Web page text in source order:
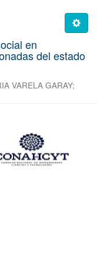
en
del estado
VARELA GARAY;